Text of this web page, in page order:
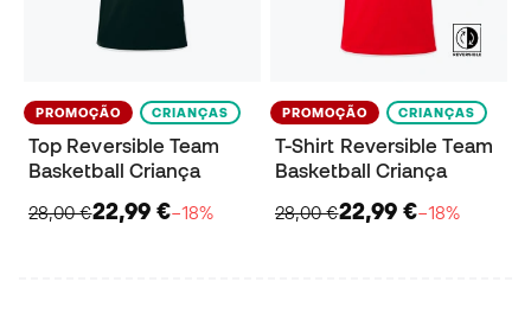
PROMOÇÃO CRIANÇAS
Top Reversible Team
Basketball Criança
28,00 €22,99 €−18%
PROMOÇÃO CRIANÇAS
T-Shirt Reversible Team
Basketball Criança
28,00 €22,99 €−18%